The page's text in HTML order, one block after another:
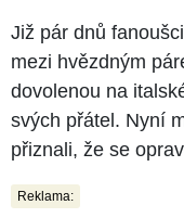
Již pár dnů
mezi hvězdným
dovolenou na
svých přátel. Nyní
přiznali, že se
Reklama: